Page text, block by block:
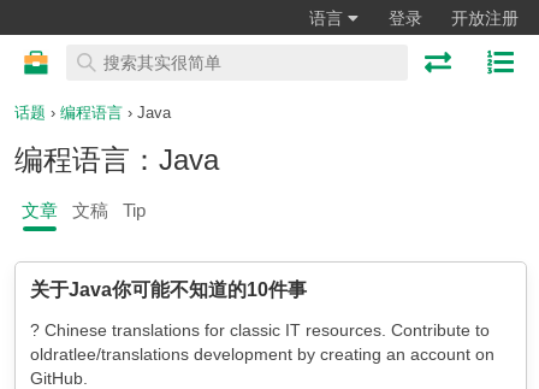
语言 登录 开放注册
话题 › 编程语言 › Java
编程语言：Java
文章 文稿 Tip
关于Java你可能不知道的10件事
? Chinese translations for classic IT resources. Contribute to
oldratlee/translations development by creating an account on
GitHub.